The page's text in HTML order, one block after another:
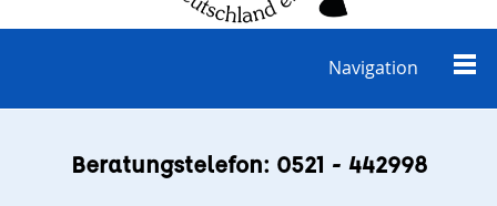
Navigation
Beratungstelefon: 0521 - 442998